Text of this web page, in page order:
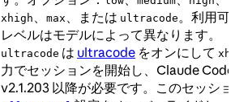
xhigh 、 max 、または ultracode。利用可
レベルはモデルによって異なります。
ultracode は ultracode をオンにして
力でセッションを開始し、Claude Code
v2.1.203 以降が必要です。このセッシ